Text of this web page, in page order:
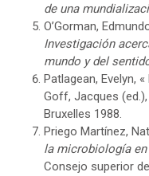
de una
O’Gorman,
Investigación
mundo y del
Patlagean, Evelyn,
Goff, Jacques (ed.),
Bruxelles 1988.
Priego Martínez,
la microbiología
Consejo superior